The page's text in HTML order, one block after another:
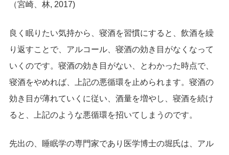
（宮崎、林, 2017)
良く眠りたい気持から、寝酒を習慣にすると、飲酒を繰
り返すことで、アルコール、寝酒の効き目がなくなって
いくのです。寝酒の効き目がない、とわかった時点で、
寝酒をやめれば、上記の悪循環を止められます。寝酒の
効き目が薄れていくに従い、酒量を増やし、寝酒を続け
ると、上記のような悪循環を招いてしまうのです。
先出の、睡眠学の専門家であり医学博士の堀氏は、アル